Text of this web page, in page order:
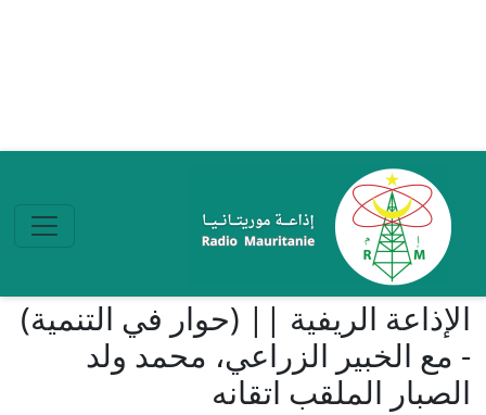
الإذاعة الريفية || (حوار في التنمية)
- مع الخبير الزراعي، محمد ولد
الصبار الملقب اتقانه